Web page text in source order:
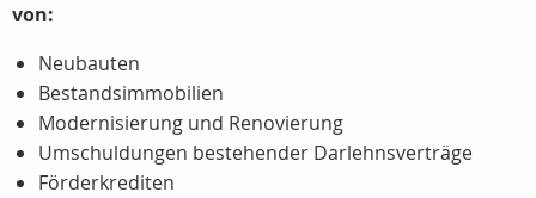
von:
Neubauten
Bestandsimmobilien
Modernisierung und Renovierung
Umschuldungen bestehender Darlehnsverträge
Förderkrediten